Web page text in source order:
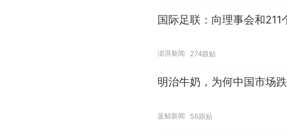
国际足联：向理事会和211
澎湃新闻 274跟贴
明治牛奶，为何中国市场
蓝鲸新闻 56跟贴